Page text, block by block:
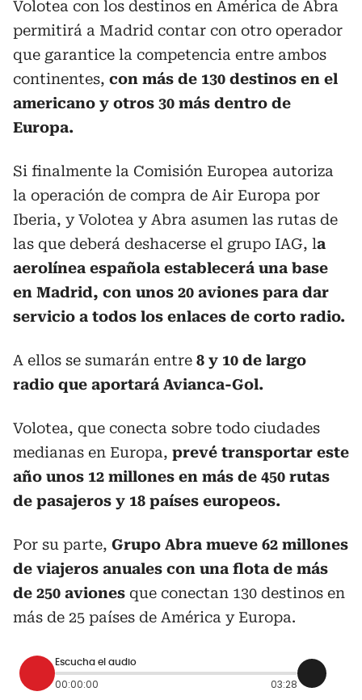
Volotea con los destinos en América de Abra
permitirá a Madrid contar con otro operador
que garantice la competencia entre ambos
continentes, con más de 130 destinos en el
americano y otros 30 más dentro de
Europa.
Si finalmente la Comisión Europea autoriza
la operación de compra de Air Europa por
Iberia, y Volotea y Abra asumen las rutas de
las que deberá deshacerse el grupo IAG, la
aerolínea española establecerá una base
en Madrid, con unos 20 aviones para dar
servicio a todos los enlaces de corto radio.
A ellos se sumarán entre 8 y 10 de largo
radio que aportará Avianca-Gol.
Volotea, que conecta sobre todo ciudades
medianas en Europa, prevé transportar este
año unos 12 millones en más de 450 rutas
de pasajeros y 18 países europeos.
Por su parte, Grupo Abra mueve 62 millones
de viajeros anuales con una flota de más
de 250 aviones que conectan 130 destinos en
más de 25 países de América y Europa.
Escucha el audio
00:00:00 03:28